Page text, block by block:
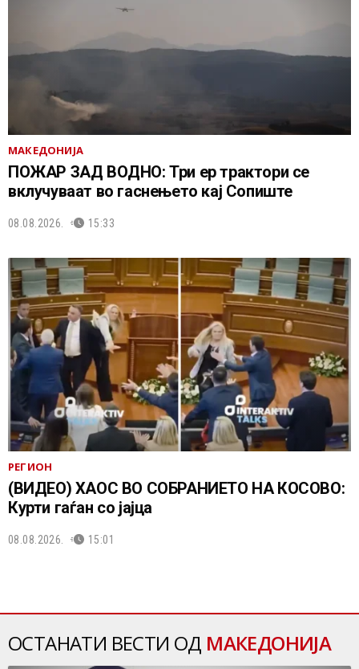
МАКЕДОНИЈА
ПОЖАР ЗАД ВОДНО: Три ер трактори се
вклучуваат во гаснењето кај Сопиште
08.08.2026. 15:33
РЕГИОН
(ВИДЕО) ХАОС ВО СОБРАНИЕТО НА КОСОВО:
Курти гаѓан со јајца
08.08.2026. 15:01
ОСТАНАТИ ВЕСТИ ОД МАКЕДОНИЈА